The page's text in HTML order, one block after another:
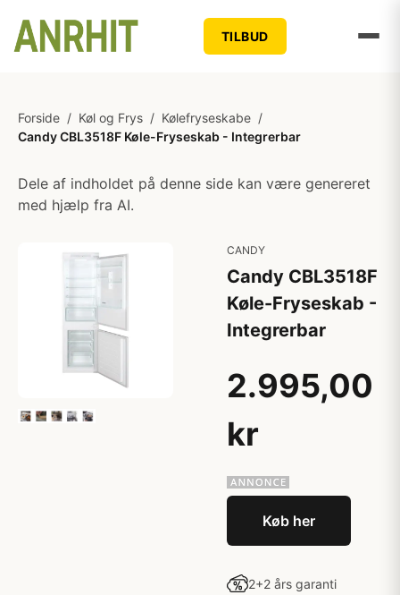
TILBUD
Forside / Køl og Frys / Kølefryseskabe /
Candy CBL3518F Køle-Fryseskab - Integrerbar
Dele af indholdet på denne side kan være genereret
med hjælp fra AI.
CANDY
Candy CBL3518F
Køle-Fryseskab -
Integrerbar
2.995,00
kr
Køb her
2+2 års garanti